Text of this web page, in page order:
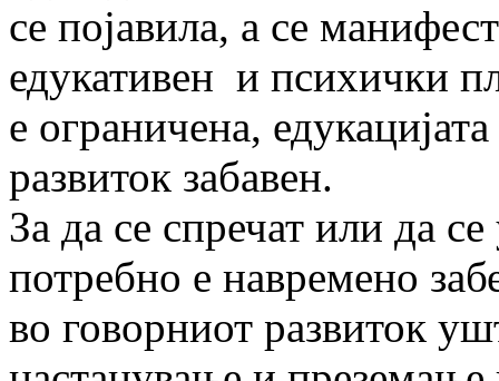
се појавила, а се
едукативен и психички
е ограничена,
развиток забавен.
За да се спречат или да
потребно е навремено
во говорниот развиток